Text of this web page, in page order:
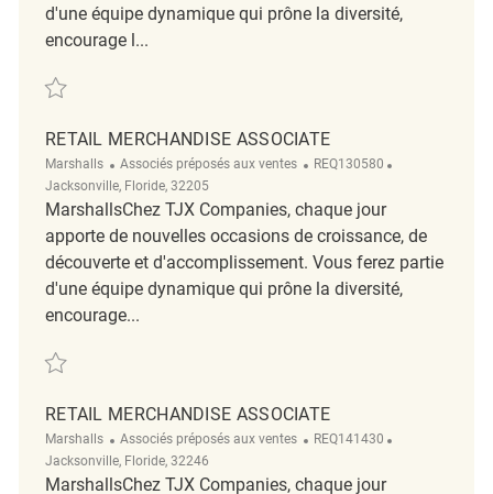
d'une équipe dynamique qui prône la diversité,
encourage l...
Sauvegarder Retail Merchandise Associate REQ140489
RETAIL MERCHANDISE ASSOCIATE
Marshalls Catégorie
Associés préposés aux ventes ReqId
REQ130580
Jacksonville, Floride, 32205
MarshallsChez TJX Companies, chaque jour
apporte de nouvelles occasions de croissance, de
découverte et d'accomplissement. Vous ferez partie
d'une équipe dynamique qui prône la diversité,
encourage...
Sauvegarder Retail Merchandise Associate REQ130580
RETAIL MERCHANDISE ASSOCIATE
Marshalls Catégorie
Associés préposés aux ventes ReqId
REQ141430
Jacksonville, Floride, 32246
MarshallsChez TJX Companies, chaque jour